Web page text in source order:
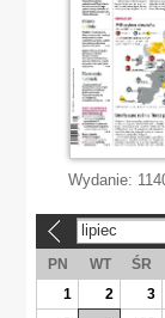
Wydanie:
lipiec
PN WT ŚR
1
2 3